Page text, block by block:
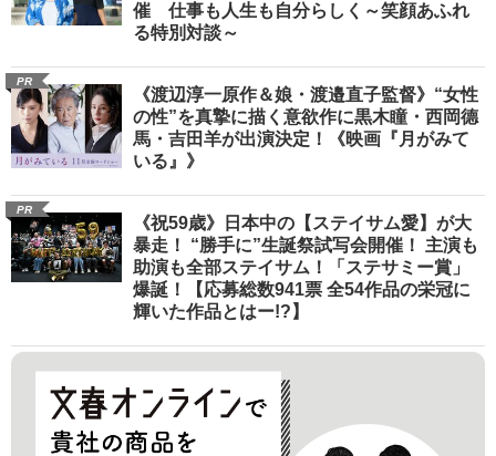
催 仕事も人生も自分らしく～笑顔あふれ
る特別対談～
PR
《渡辺淳一原作＆娘・渡邉直子監督》“女性
の性”を真摯に描く意欲作に黒木瞳・西岡德
馬・吉田羊が出演決定！《映画『月がみて
いる』》
PR
《祝59歳》日本中の【ステイサム愛】が大
暴走！ “勝手に”生誕祭試写会開催！ 主演も
助演も全部ステイサム！「ステサミー賞」
爆誕！【応募総数941票 全54作品の栄冠に
輝いた作品とはー!?】